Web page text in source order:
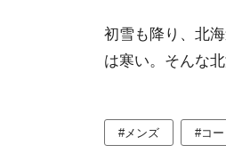
初雪も降り、北
は寒い。そんな
#メンズ #コー